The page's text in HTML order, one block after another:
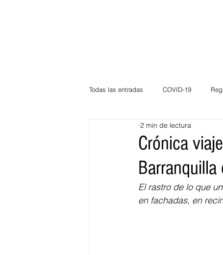
Todas las entradas COVID-19
Atlántico
Bloggeros
Crónica
2 min de lectura
El rastro de lo que
en fachadas, en